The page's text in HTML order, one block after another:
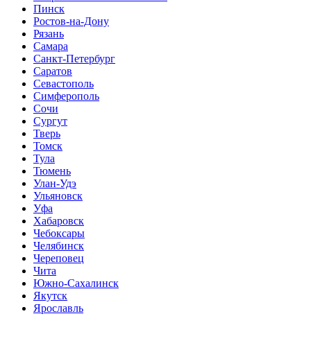
Пинск
Ростов-на-Дону
Рязань
Самара
Санкт-Петербург
Саратов
Севастополь
Симферополь
Сочи
Сургут
Тверь
Томск
Тула
Тюмень
Улан-Удэ
Ульяновск
Уфа
Хабаровск
Чебоксары
Челябинск
Череповец
Чита
Южно-Сахалинск
Якутск
Ярославль